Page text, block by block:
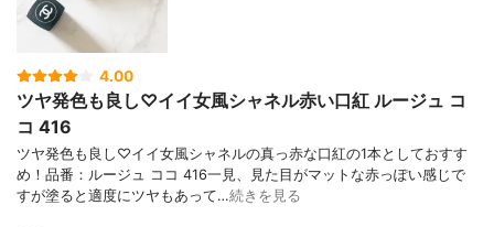
4.00
ツヤ発色も良し♡イイ女風シャネル赤い口紅 ルージュ コ
コ 416
ツヤ発色も良し♡イイ女風シャネルの真っ赤な口紅の1本としておすす
め！品番：ルージュ ココ 416一見、見た目がマットな赤っぽい感じで
すが塗ると適度にツヤもあって…続きを見る